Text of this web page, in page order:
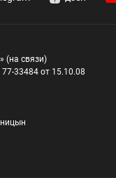
(на связи)
33484 от 15.10.08